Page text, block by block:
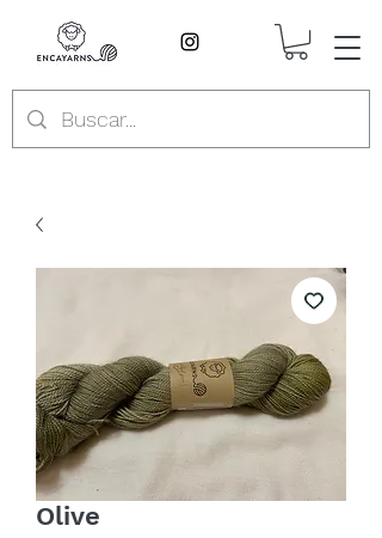
Olive